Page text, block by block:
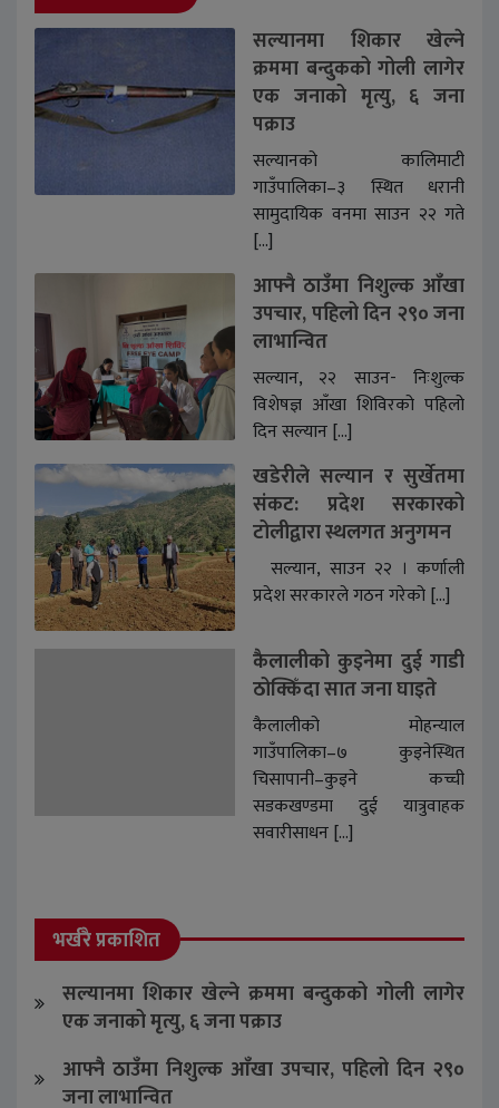
सल्यानमा शिकार खेल्ने
क्रममा बन्दुकको गोली लागेर
एक जनाको मृत्यु, ६ जना
पक्राउ
सल्यानको कालिमाटी
गाउँपालिका–३ स्थित धरानी
सामुदायिक वनमा साउन २२ गते
[…]
आफ्नै ठाउँमा निशुल्क आँखा
उपचार, पहिलो दिन २९० जना
लाभान्वित
सल्यान, २२ साउन- निःशुल्क
विशेषज्ञ आँखा शिविरको पहिलो
दिन सल्यान […]
खडेरीले सल्यान र सुर्खेतमा
संकट: प्रदेश सरकारको
टोलीद्वारा स्थलगत अनुगमन
सल्यान, साउन २२ । कर्णाली
प्रदेश सरकारले गठन गरेको […]
कैलालीको कुइनेमा दुई गाडी
ठोक्किँदा सात जना घाइते
कैलालीको मोहन्याल
गाउँपालिका–७ कुइनेस्थित
चिसापानी–कुइने कच्ची
सडकखण्डमा दुई यात्रुवाहक
सवारीसाधन […]
भर्खरै प्रकाशित
सल्यानमा शिकार खेल्ने क्रममा बन्दुकको गोली लागेर
एक जनाको मृत्यु, ६ जना पक्राउ
आफ्नै ठाउँमा निशुल्क आँखा उपचार, पहिलो दिन २९०
जना लाभान्वित